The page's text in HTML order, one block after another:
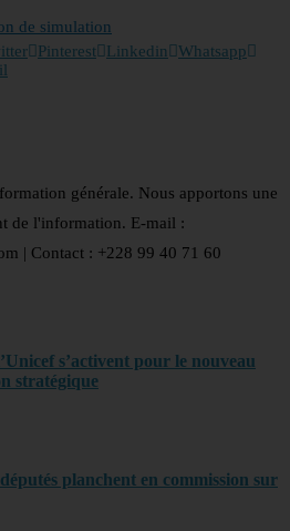
de simulation
Pinterest Linkedin
Whatsapp
générale. Nous apportons une
de l'information. E-mail :
| Contact : +228 99 40 71 60
s’activent pour le nouveau
stratégique
planchent en commission sur